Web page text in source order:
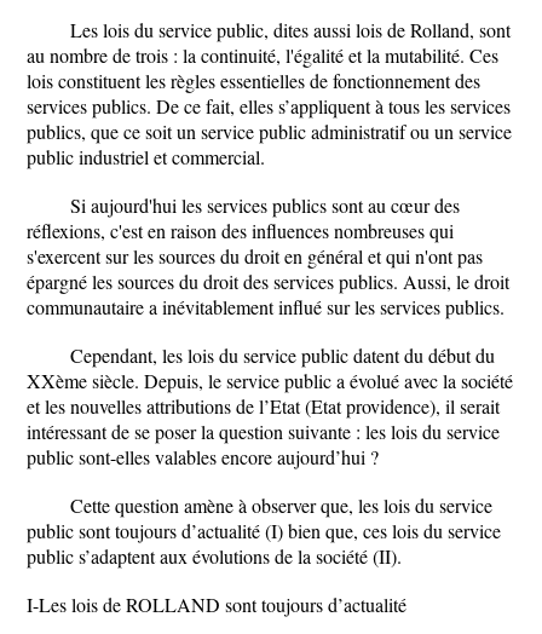
Les lois du service public, dites aussi lois de Rolland, sont
au nombre de trois : la continuité, l'égalité et la mutabilité. Ces
lois constituent les règles essentielles de fonctionnement des
services publics. De ce fait, elles s’appliquent à tous les services
publics, que ce soit un service public administratif ou un service
public industriel et commercial.
Si aujourd'hui les services publics sont au cœur des
réflexions, c'est en raison des influences nombreuses qui
s'exercent sur les sources du droit en général et qui n'ont pas
épargné les sources du droit des services publics. Aussi, le droit
communautaire a inévitablement influé sur les services publics.
Cependant, les lois du service public datent du début du
XXème siècle. Depuis, le service public a évolué avec la société
et les nouvelles attributions de l’Etat (Etat providence), il serait
intéressant de se poser la question suivante : les lois du service
public sont-elles valables encore aujourd’hui ?
Cette question amène à observer que, les lois du service
public sont toujours d’actualité (I) bien que, ces lois du service
public s’adaptent aux évolutions de la société (II).
I-Les lois de ROLLAND sont toujours d’actualité